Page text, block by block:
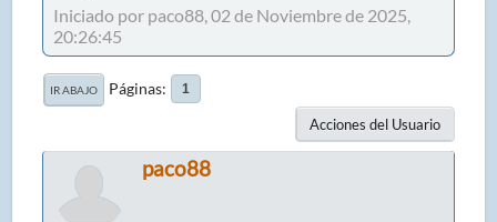
Iniciado por paco88, 02 de Noviembre de 2025,
20:26:45
IR ABAJO Páginas 1
Acciones del Usuario
paco88